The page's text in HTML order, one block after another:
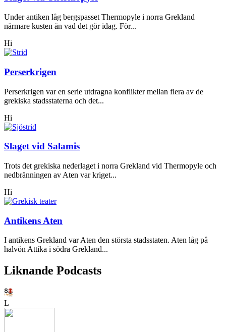
Under antiken låg bergspasset Thermopyle i norra Grekland
närmare kusten än vad det gör idag. För...
Hi
Perserkrigen
Perserkrigen var en serie utdragna konflikter mellan flera av de
grekiska stadsstaterna och det...
Hi
Slaget vid Salamis
Trots det grekiska nederlaget i norra Grekland vid Thermopyle och
nedbränningen av Aten var kriget...
Hi
Antikens Aten
I antikens Grekland var Aten den största stadsstaten. Aten låg på
halvön Attika i södra Grekland...
Liknande Podcasts
L